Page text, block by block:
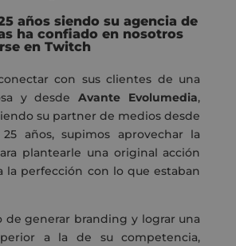
años siendo su agencia de
ha confiado en nosotros
en Twitch
con sus clientes de una
y desdeAvante Evolumedia,
su partner de medios desde
años, supimos aprovechar la
plantearle una original acción
la perfección con lo que estaban
de generar branding y lograr una
a la de su competencia,